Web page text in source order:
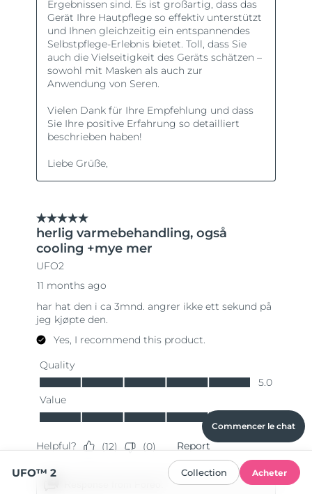
Commencer le chat
UFO™ 2 Collection Acheter